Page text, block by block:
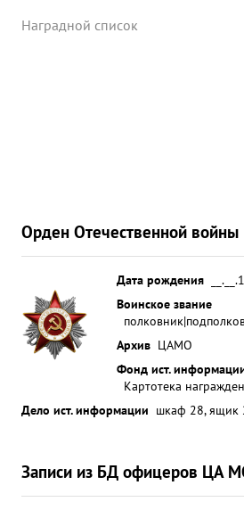
Наградной список
Орден Отечественной войны
Дата рождения
Воинское звание
Архив ЦАМО
Фонд ист.
Картотека
Дело ист. информации шкаф 28, ящик
Записи из БД офицеров ЦА